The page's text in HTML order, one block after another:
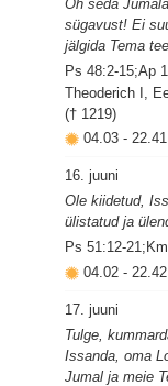
Oh seda
sügavust! Ei
jälgida Tema
Ps 48:2-15;Ap
Theoderich I,
(† 1219)
04.03- 22.41
16. juuni
Ole kiidetud,
ülistatud ja
Ps 51:12-
04.02- 22.42
17. juuni
Tulge,
Issanda, oma
Jumal ja meie